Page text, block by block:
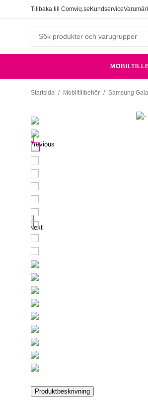
Tillbaka till Comviq.se Kundservice
Startsida / Mobiltillbehör / Samsung
Previous
Next
Produktbeskrivning